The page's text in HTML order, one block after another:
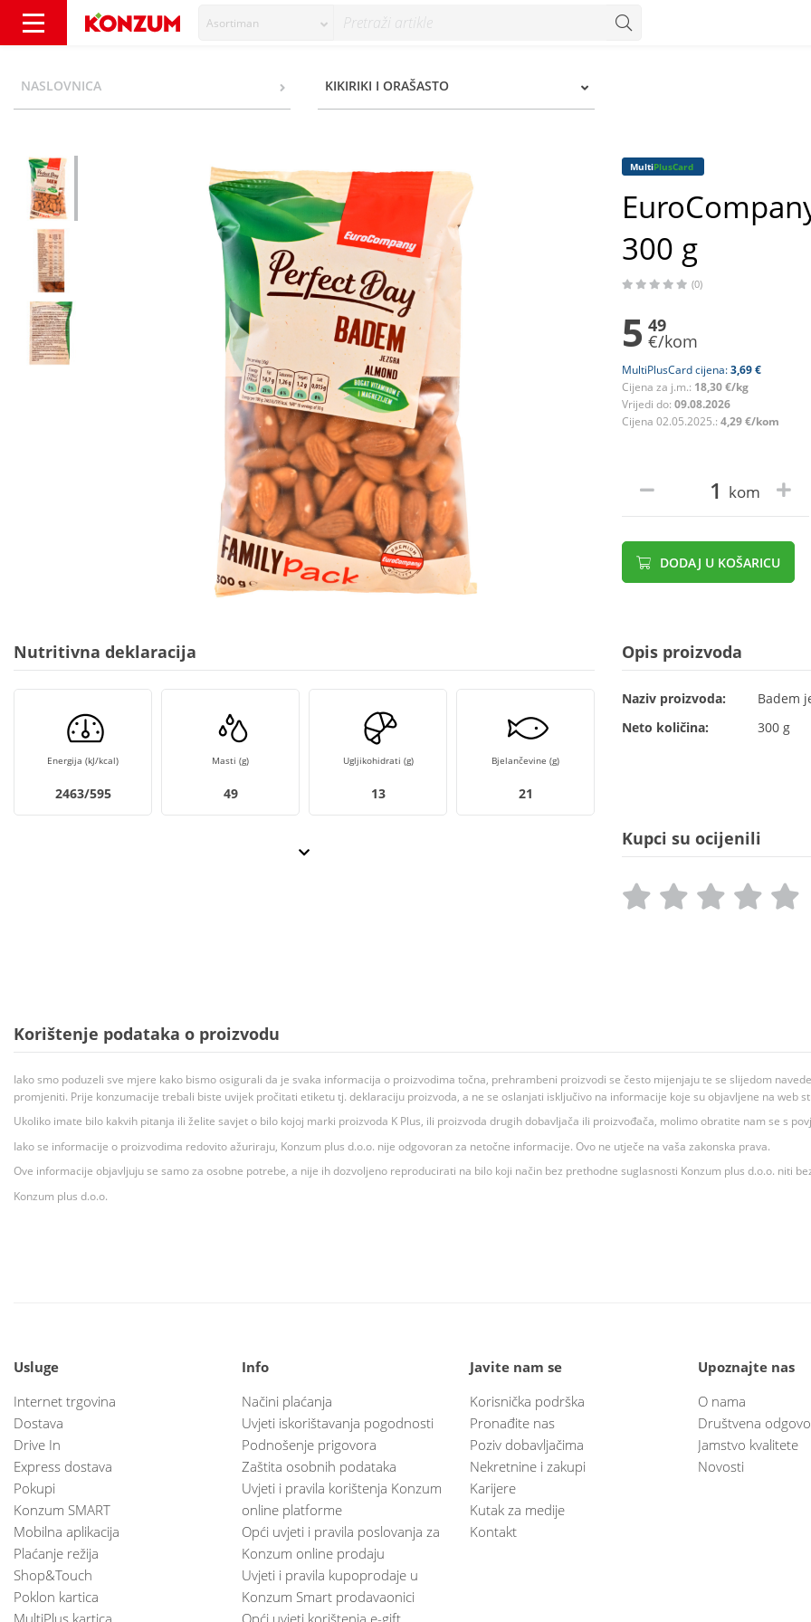
Asortiman
NASLOVNICA KIKIRIKI I ORAŠASTO
MultiPlusCard
300 g
(0)
5 49
€/kom
MultiPlusCard cijena:3,69 €
Cijena za j.m.: 18,30 €/kg
Vrijedi do: 09.08.2026
Cijena 02.05.2025.: 4,29 €/kom
kom
DODAJ U KOŠARICU
Nutritivna deklaracija
Energija (kJ/kcal)
2463/595
Masti (g)
49
Ugljikohidrati (g)
13
Bjelančevine (g)
21
Opis proizvoda
Naziv proizvoda:
Badem
Neto količina:
300 g
Kupci su ocijenili
Korištenje podataka o proizvodu
Iako smo poduzeli sve mjere kako bismo osigurali da je svaka informacija o proizvodima točna, prehrambeni proizvodi se često mijenjaju te se slijedom
promjeniti. Prije konzumacije trebali biste uvijek pročitati etiketu tj. deklaraciju proizvoda, a ne se oslanjati isključivo na informacije koje su objavljene na web
Ukoliko imate bilo kakvih pitanja ili želite savjet o bilo kojoj marki proizvoda K Plus, ili proizvoda drugih dobavljača ili proizvođača, molimo obratite nam se s
Iako se informacije o proizvodima redovito ažuriraju, Konzum plus d.o.o. nije odgovoran za netočne informacije. Ovo ne utječe na vaša zakonska prava.
Ove informacije objavljuju se samo za osobne potrebe, a nije ih dozvoljeno reproducirati na bilo koji način bez prethodne suglasnosti Konzum plus d.o.o. niti
Konzum plus d.o.o.
Usluge
Internet trgovina
Dostava
Drive In
Express dostava
Pokupi
Konzum SMART
Mobilna aplikacija
Plaćanje režija
Shop&Touch
Poklon kartica
MultiPlus kartica
Info
Načini plaćanja
Uvjeti iskorištavanja pogodnosti
Podnošenje prigovora
Zaštita osobnih podataka
Uvjeti i pravila korištenja Konzum
online platforme
Opći uvjeti i pravila poslovanja za
Konzum online prodaju
Uvjeti i pravila kupoprodaje u
Konzum Smart prodavaonici
Opći uvjeti korištenja e-gift
Javite nam se
Korisnička podrška
Pronađite nas
Poziv dobavljačima
Nekretnine i zakupi
Karijere
Kutak za medije
Kontakt
Upoznajte nas
O nama
Društvena
Jamstvo kvalitete
Novosti